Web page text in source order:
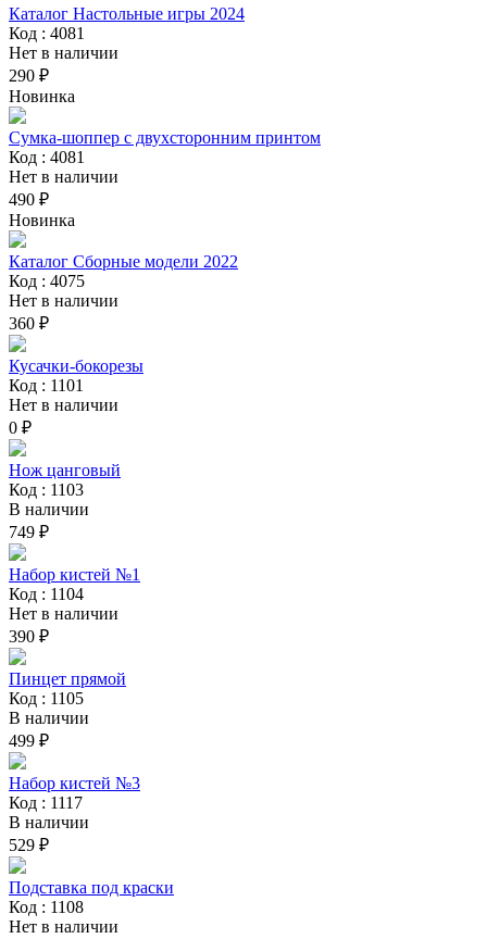
Каталог Настольные игры 2024
Код : 4081
Нет в наличии
290 ₽
Новинка
Сумка-шоппер с двухсторонним принтом
Код : 4081
Нет в наличии
490 ₽
Новинка
Каталог Сборные модели 2022
Код : 4075
Нет в наличии
360 ₽
Кусачки-бокорезы
Код : 1101
Нет в наличии
0 ₽
Нож цанговый
Код : 1103
В наличии
749 ₽
Набор кистей №1
Код : 1104
Нет в наличии
390 ₽
Пинцет прямой
Код : 1105
В наличии
499 ₽
Набор кистей №3
Код : 1117
В наличии
529 ₽
Подставка под краски
Код : 1108
Нет в наличии